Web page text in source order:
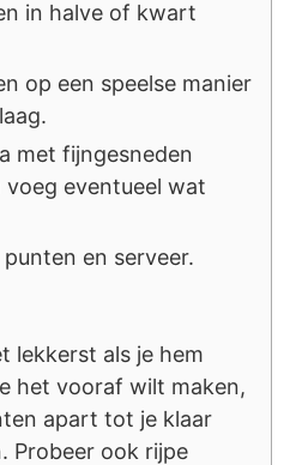
in halve of kwart
op een speelse manier
met fijngesneden
voeg eventueel wat
en serveer.
lekkerst als je hem
het vooraf wilt maken,
apart tot je klaar
Probeer ook rijpe